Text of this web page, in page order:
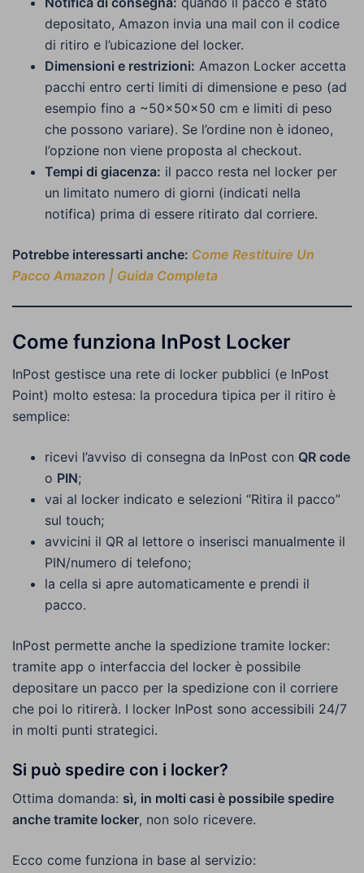
depositato, Amazon invia una mail con il codice
di ritiro e l’ubicazione del locker.
Dimensioni e restrizioni: Amazon Locker accetta
pacchi entro certi limiti di dimensione e peso (ad
esempio fino a ~50×50×50 cm e limiti di peso
che possono variare). Se l’ordine non è idoneo,
l’opzione non viene proposta al checkout.
Tempi di giacenza: il pacco resta nel locker per
un limitato numero di giorni (indicati nella
notifica) prima di essere ritirato dal corriere.
Potrebbe interessarti anche: Come Restituire Un
Pacco Amazon | Guida Completa
Come funziona InPost Locker
InPost gestisce una rete di locker pubblici (e InPost
Point) molto estesa: la procedura tipica per il ritiro è
semplice:
ricevi l’avviso di consegna da InPost con QR code
o PIN;
vai al locker indicato e selezioni “Ritira il pacco”
sul touch;
avvicini il QR al lettore o inserisci manualmente il
PIN/numero di telefono;
la cella si apre automaticamente e prendi il
pacco.
InPost permette anche la spedizione tramite locker:
tramite app o interfaccia del locker è possibile
depositare un pacco per la spedizione con il corriere
che poi lo ritirerà. I locker InPost sono accessibili 24/7
in molti punti strategici.
Si può spedire con i locker?
Ottima domanda: sì, in molti casi è possibile spedire
anche tramite locker, non solo ricevere.
Ecco come funziona in base al servizio: